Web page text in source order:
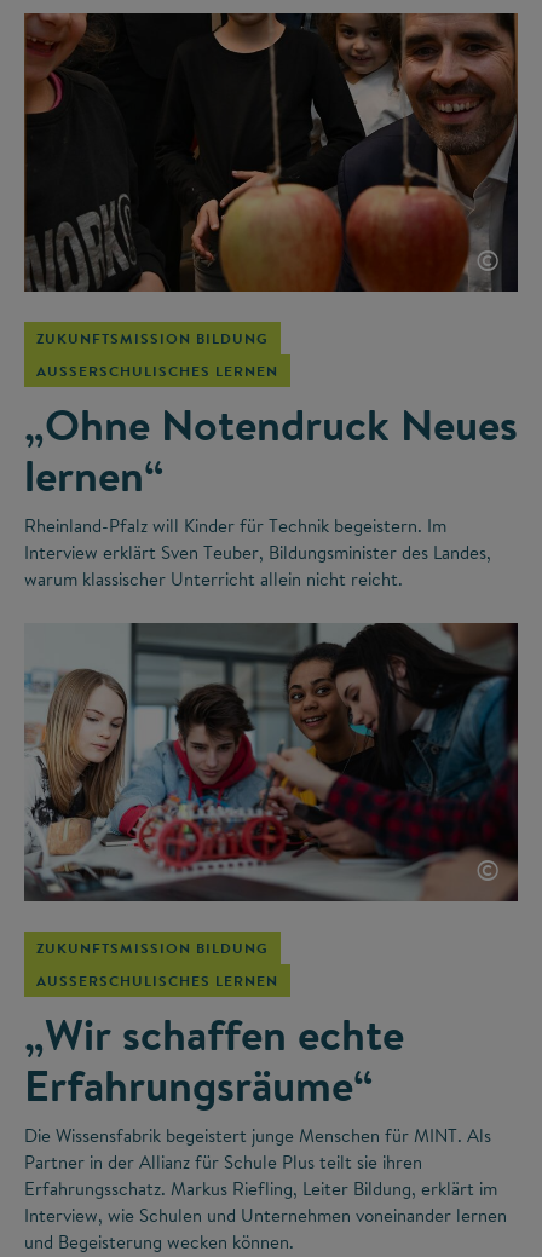
©
ZUKUNFTSMISSION BILDUNG
AUSSERSCHULISCHES LERNEN
„Ohne Notendruck Neues
lernen“
Rheinland-Pfalz will Kinder für Technik begeistern. Im
Interview erklärt Sven Teuber, Bildungsminister des Landes,
warum klassischer Unterricht allein nicht reicht.
©
ZUKUNFTSMISSION BILDUNG
AUSSERSCHULISCHES LERNEN
„Wir schaffen echte
Erfahrungsräume“
Die Wissensfabrik begeistert junge Menschen für MINT. Als
Partner in der Allianz für Schule Plus teilt sie ihren
Erfahrungsschatz. Markus Riefling, Leiter Bildung, erklärt im
Interview, wie Schulen und Unternehmen voneinander lernen
und Begeisterung wecken können.